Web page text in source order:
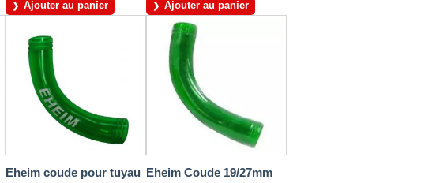
Ajouter au panier Ajouter au panier
Eheim coude pour tuyau Eheim Coude 19/27mm